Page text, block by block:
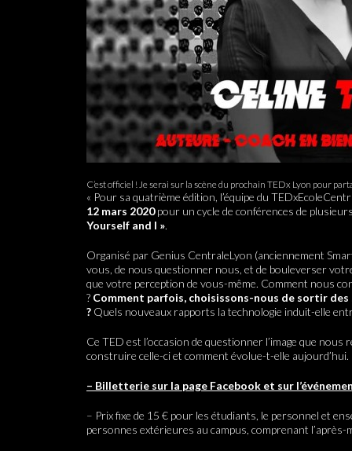
C’est officiel ! Je serai sur la scène du prochain TEDx Lyon pour
« Pour sa quatrième édition, l’équipe du
12 mars 2020pour un cycle de conférences de
Yourself and I ».
Organisé par Genius CentraleLyon (anciennement
vous, de nous questionner nous, et de bouleverser
que votre perception de vous-même. Comment nous
? Comment parfois, choisissons-nous de sortir
? Quels nouveaux rapports la technologie induit-elle
Ce TED est l’occasion de questionner l’image que
construire celle-ci et comment évolue-t-elle aujourd’hui.
– Billetterie sur la page Facebook et sur
– Prix fixe de 15 € pour les étudiants, le personnel et
personnes extérieures au campus, comprenant l’après-